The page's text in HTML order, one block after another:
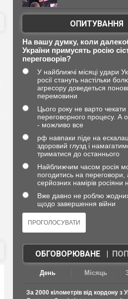
ОПИТУВАННЯ
На вашу думку, коли
України примусять росію
переговорів?
У найближчі місяці удари
росії стануть настільки
агресору доведеться
перемовини
Цього року не варто
переговорного процесу. А
- можливо все
рф навпаки піде на
здоровий глузд і
триматися до останнього
Найближчим часом росія
погодитись на переговори,
серйозних намірів росіяни
Вже давно не роблю жодних
щодо завершення війни
ОБГОВОРЮВАНЕ|
День Місяць
За 2000 кілометрів від кордону з